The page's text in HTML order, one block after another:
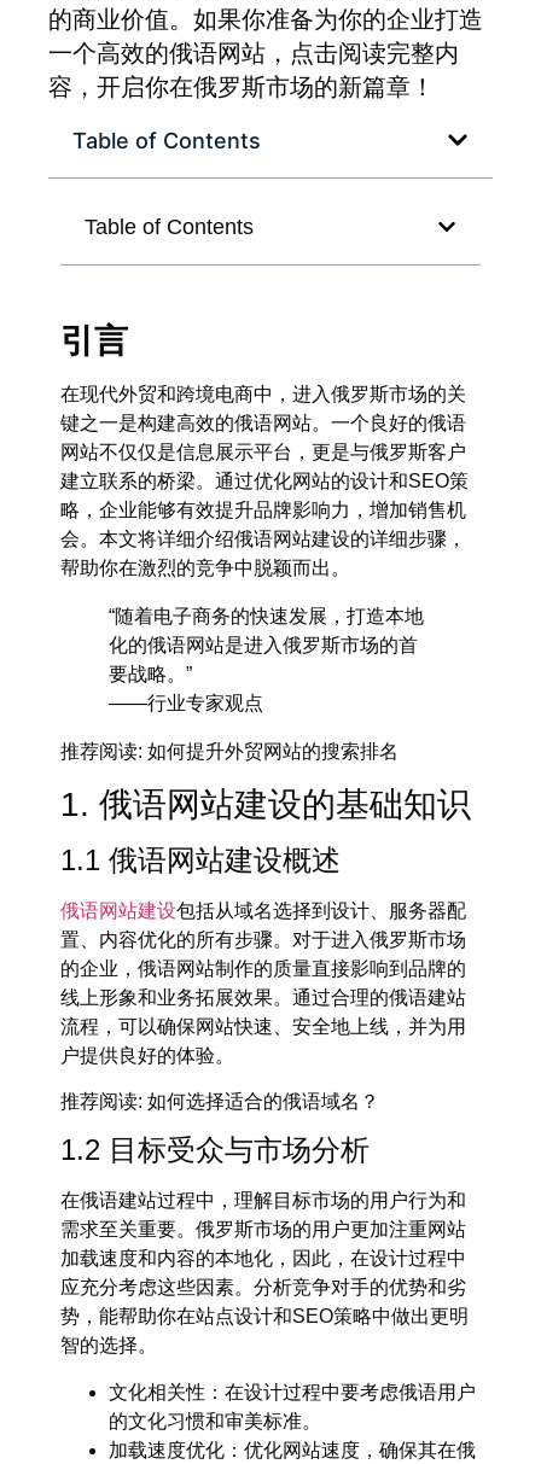
的商业价值。如果你准备为你的企业打造
一个高效的俄语网站，点击阅读完整内
容，开启你在俄罗斯市场的新篇章！
Table of Contents
Table of Contents
引言
在现代外贸和跨境电商中，进入俄罗斯市场的关
键之一是构建高效的俄语网站。一个良好的俄语
网站不仅仅是信息展示平台，更是与俄罗斯客户
建立联系的桥梁。通过优化网站的设计和SEO策
略，企业能够有效提升品牌影响力，增加销售机
会。本文将详细介绍俄语网站建设的详细步骤 ，
帮助你在激烈的竞争中脱颖而出。
“随着电子商务的快速发展，打造本地
化的俄语网站是进入俄罗斯市场的首
要战略。”
——行业专家观点
推荐阅读: 如何提升外贸网站的搜索排名
1. 俄语网站建设的基础知识
1.1 俄语网站建设概述
俄语网站建设包括从域名选择到设计、服务器配
置、内容优化的所有步骤。对于进入俄罗斯市场
的企业， 俄语网站制作的质量直接影响到品牌的
线上形象和业务拓展效果。通过合理的俄语建站
流程 ，可以确保网站快速、安全地上线，并为用
户提供良好的体验。
推荐阅读: 如何选择适合的俄语域名？
1.2 目标受众与市场分析
在俄语建站过程中，理解目标市场的用户行为和
需求至关重要。俄罗斯市场的用户更加注重网站
加载速度和内容的本地化，因此，在设计过程中
应充分考虑这些因素。分析竞争对手的优势和劣
势，能帮助你在站点设计和SEO策略中做出更明
智的选择。
文化相关性 ：在设计过程中要考虑俄语用户
的文化习惯和审美标准。
加载速度优化 ：优化网站速度，确保其在俄